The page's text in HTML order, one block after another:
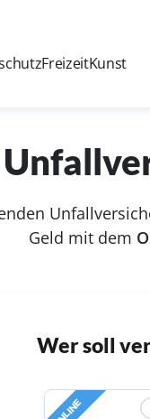
FreizeitKunst
Geld mit dem
Wer soll